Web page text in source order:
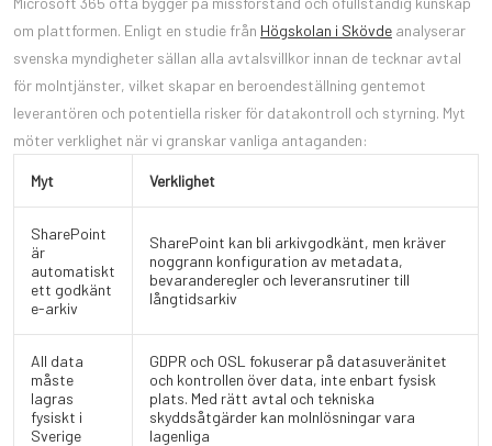
om plattformen. Enligt en studie från Högskolan i Skövde analyserar
svenska myndigheter sällan alla avtalsvillkor innan de tecknar avtal
för molntjänster, vilket skapar en beroende­ställning gentemot
leverantören och potentiella risker för datakontroll och styrning. Myt
möter verklighet när vi granskar vanliga antaganden:
Myt Verklighet
SharePoint
är
automatiskt
ett godkänt
e-arkiv
SharePoint kan bli arkivgodkänt, men kräver
noggrann konfiguration av metadata,
bevaranderegler och leveransrutiner till
långtidsarkiv
All data
måste
lagras
fysiskt i
Sverige
GDPR och OSL fokuserar på datasuveränitet
och kontrollen över data, inte enbart fysisk
plats. Med rätt avtal och tekniska
skyddsåtgärder kan molnlösningar vara
lagenliga